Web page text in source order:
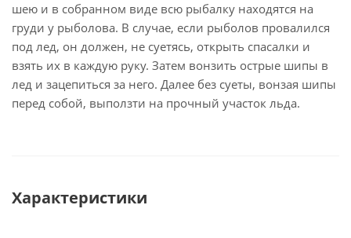
шею и в собранном виде всю рыбалку находятся на
груди у рыболова. В случае, если рыболов провалился
под лед, он должен, не суетясь, открыть спасалки и
взять их в каждую руку. Затем вонзить острые шипы в
лед и зацепиться за него. Далее без суеты, вонзая шипы
перед собой, выползти на прочный участок льда.
Характеристики